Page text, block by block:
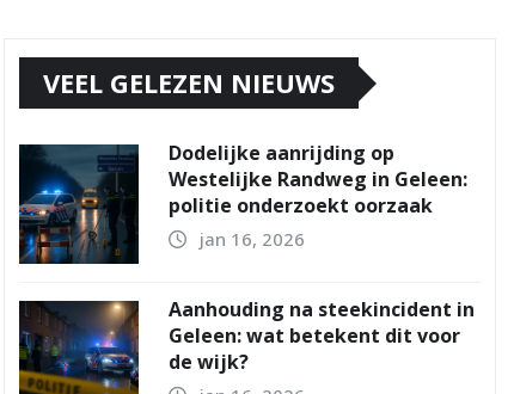
VEEL GELEZEN NIEUWS
Dodelijke aanrijding op
Westelijke Randweg in Geleen:
politie onderzoekt oorzaak
jan 16, 2026
Aanhouding na steekincident in
Geleen: wat betekent dit voor
de wijk?